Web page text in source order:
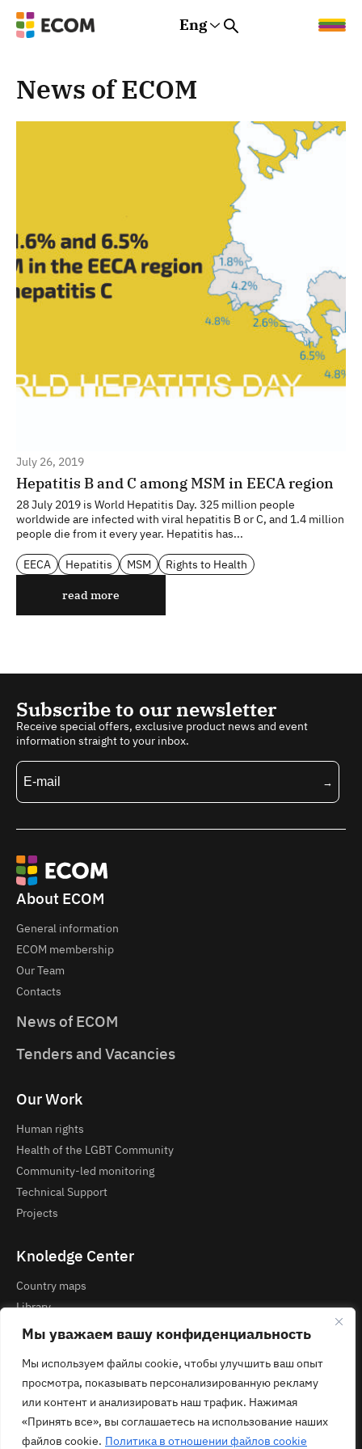
Мы уважаем вашу конфиденциальность
Мы используем файлы cookie, чтобы улучшить ваш опыт
просмотра, показывать персонализированную рекламу
или контент и анализировать наш трафик. Нажимая
«Принять все», вы соглашаетесь на использование наших
файлов cookie. Политика в отношении файлов cookie
Eng
News of ECOM
July 26, 2019
Hepatitis B and С among MSM in EECA region
28 July 2019 is World Hepatitis Day. 325 million people
worldwide are infected with viral hepatitis B or C, and 1.4 million
people die from it every year. Hepatitis has...
EECA Hepatitis MSM Rights to Health
read more
Subscribe to our newsletter
Receive special offers, exclusive product news and event
information straight to your inbox.
About ECOM
General information
ECOM membership
Our Team
Contacts
News of ECOM
Tenders and Vacancies
Our Work
Human rights
Health of the LGBT Community
Community-led monitoring
Technical Support
Projects
Knoledge Center
Country maps
Library
Courses and Webinars
Contacts
Privacy Policy
contact@ecom.ngo